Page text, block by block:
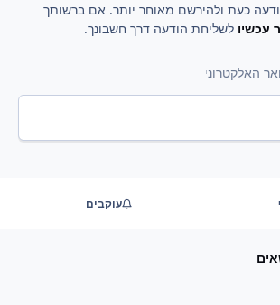
כעת ולהירשם מאוחר יותר. אם ברשותך
עכשיו לשליחת הודעה דרך חשבונך.
עוקבים